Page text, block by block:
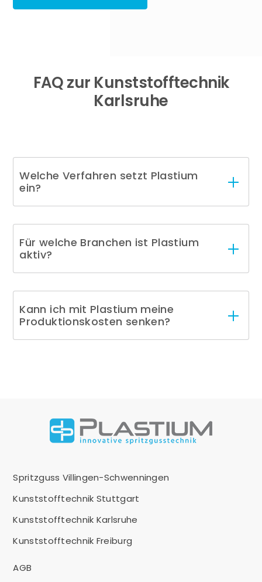
FAQ zur Kunststofftechnik
Karlsruhe
Welche Verfahren setzt Plastium
ein?
Für welche Branchen ist Plastium
aktiv?
Kann ich mit Plastium meine
Produktionskosten senken?
Spritzguss Villingen-Schwenningen
Kunststofftechnik Stuttgart
Kunststofftechnik Karlsruhe
Kunststofftechnik Freiburg
AGB